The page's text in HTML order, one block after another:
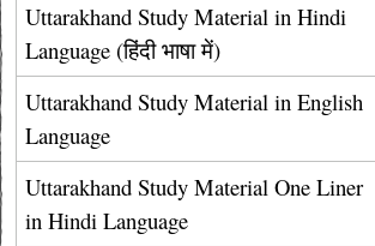
Uttarakhand Study Material in Hindi
Language (हिंदी भाषा में)
Uttarakhand Study Material in English
Language
Uttarakhand Study Material One Liner
in Hindi Language